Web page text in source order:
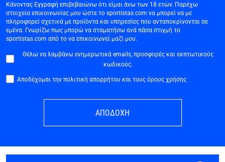
Κάνοντας Εγγραφή επιβεβαιώνω ότι είμαι άνω των 18 ετών. Παρέχω
στοιχεία επικοινωνίας μου ώστε το sportistas.com να μπορεί να με
πληροφορεί σχετικά με προϊόντα και υπηρεσίες που ανταποκρίνονται σε
εμένα. Γνωρίζω πως μπορώ να σταματήσω ανά πάσα στιγμή το
sportistas.com από το να επικοινωνεί μαζί μου.
Θέλω να λαμβάνω ενημερωτικά emails, προσφορές και εκπτωτικούς
κωδικούς.
Αποδέχομαι την πολιτική απορρήτου και τους όρους χρήσης
ΑΠΟΔΟΧΗ